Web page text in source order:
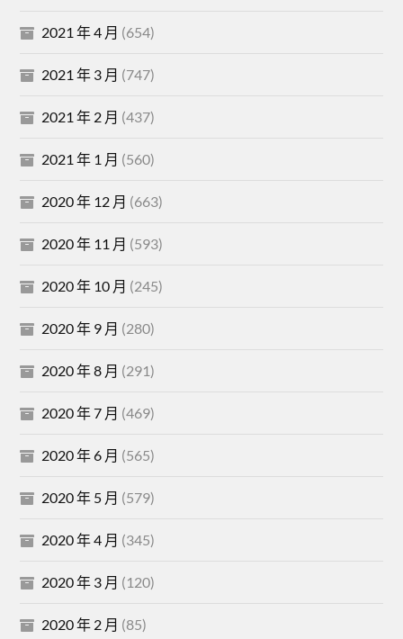
2021 年 4 月 (654)
2021 年 3 月 (747)
2021 年 2 月 (437)
2021 年 1 月 (560)
2020 年 12 月 (663)
2020 年 11 月 (593)
2020 年 10 月 (245)
2020 年 9 月 (280)
2020 年 8 月 (291)
2020 年 7 月 (469)
2020 年 6 月 (565)
2020 年 5 月 (579)
2020 年 4 月 (345)
2020 年 3 月 (120)
2020 年 2 月 (85)